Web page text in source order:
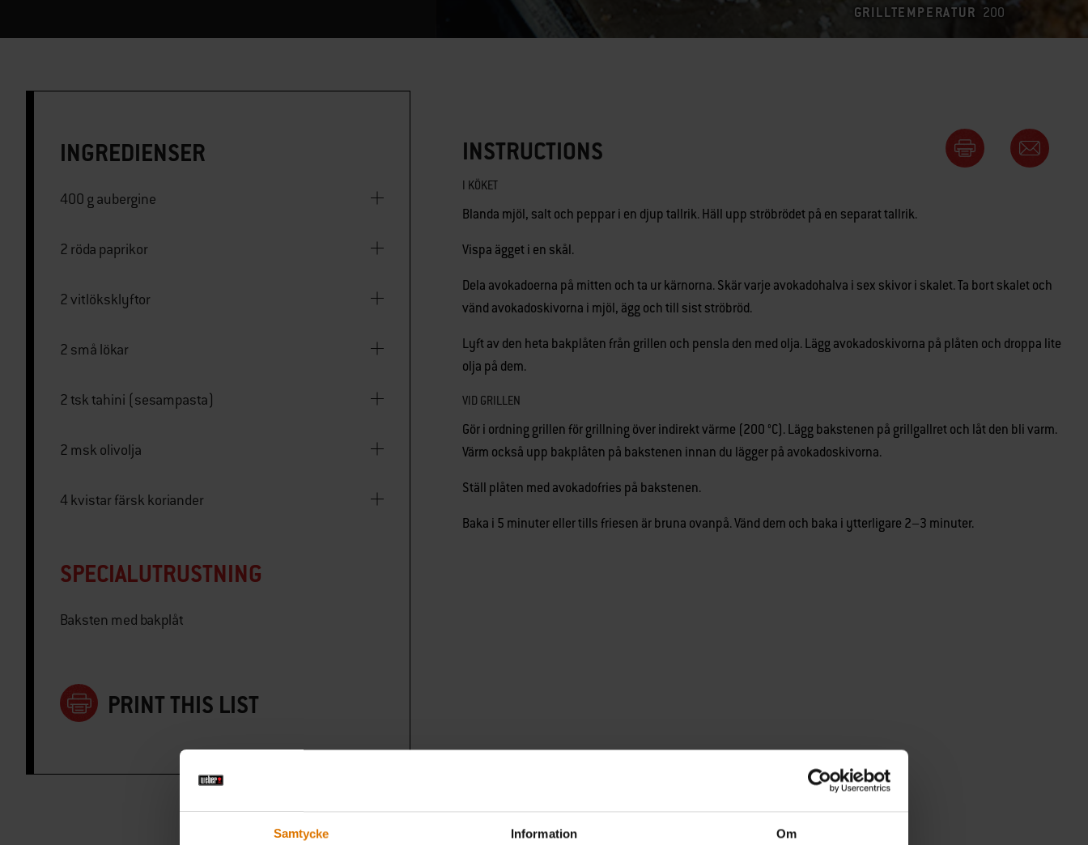
Samtycke Information Om
GRILLTEMPERATUR 200
INGREDIENSER
400 g aubergine
2 röda paprikor
2 vitlöksklyftor
2 små lökar
2 tsk tahini (sesampasta)
2 msk olivolja
4 kvistar färsk koriander
SPECIALUTRUSTNING
Baksten med bakplåt
PRINT THIS LIST
INSTRUCTIONS
I KÖKET
Blanda mjöl, salt och peppar i en djup tallrik. Häll upp ströbrödet på en separat tallrik.
Vispa ägget i en skål.
Dela avokadoerna på mitten och ta ur kärnorna. Skär varje avokadohalva i sex skivor i skalet. Ta bort skalet och
vänd avokadoskivorna i mjöl, ägg och till sist ströbröd.
Lyft av den heta bakplåten från grillen och pensla den med olja. Lägg avokadoskivorna på plåten och droppa lite
olja på dem.
VID GRILLEN
Gör i ordning grillen för grillning över indirekt värme (200 °C). Lägg bakstenen på grillgallret och låt den bli varm.
Värm också upp bakplåten på bakstenen innan du lägger på avokadoskivorna.
Ställ plåten med avokadofries på bakstenen.
Baka i 5 minuter eller tills friesen är bruna ovanpå. Vänd dem och baka i ytterligare 2–3 minuter.